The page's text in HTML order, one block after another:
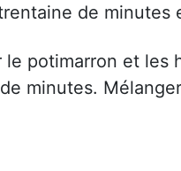
de minutes
le potimarron et les
minutes.